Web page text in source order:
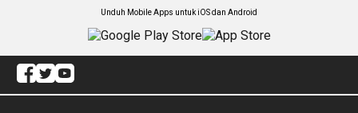
Unduh Mobile Apps untuk iOS dan Android